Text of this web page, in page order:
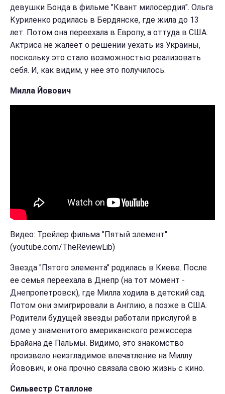
девушки Бонда в фильме "Квант милосердия". Ольга
Куриленко родилась в Бердянске, где жила до 13
лет. Потом она переехала в Европу, а оттуда в США.
Актриса не жалеет о решении уехать из Украины,
поскольку это стало возможностью реализовать
себя. И, как видим, у нее это получилось.
Милла Йовович
Видео: Трейлер фильма "Пятый элемент"
(youtube.com/TheReviewLib)
Звезда "Пятого элемента" родилась в Киеве. После
ее семья переехала в Днепр (на тот момент -
Днепропетровск), где Милла ходила в детский сад.
Потом они эмигрировали в Англию, а позже в США.
Родители будущей звезды работали прислугой в
доме у знаменитого американского режиссера
Брайана де Пальмы. Видимо, это знакомство
произвело неизгладимое впечатление на Миллу
Йовович, и она прочно связала свою жизнь с кино.
Сильвестр Сталлоне